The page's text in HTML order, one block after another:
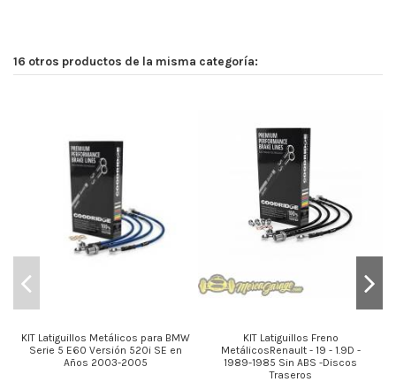
16 otros productos de la misma categoría:
KIT Latiguillos Metálicos para BMW
Serie 5 E60 Versión 520i SE en
Años 2003-2005
KIT Latiguillos Freno
MetálicosRenault - 19 - 1.9D -
1989-1985 Sin ABS -Discos
Traseros